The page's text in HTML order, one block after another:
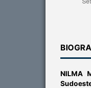
NILMA